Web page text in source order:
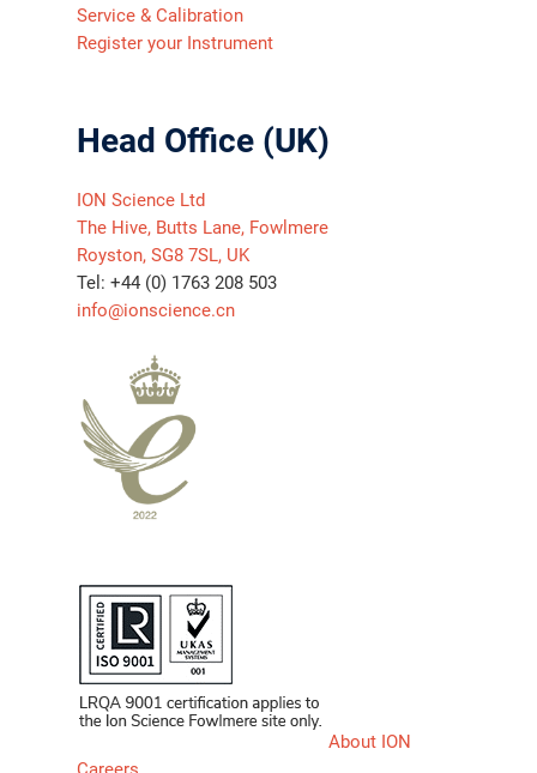
Service & Calibration
Register your Instrument
Head Office (UK)
ION Science Ltd
The Hive, Butts Lane, Fowlmere
Royston, SG8 7SL, UK
Tel: +44 (0) 1763 208 503
info@ionscience.cn
About ION